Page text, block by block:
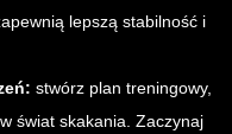
lepszą stabilność i
stwórz plan treningowy,
świat skakania. Zaczynaj